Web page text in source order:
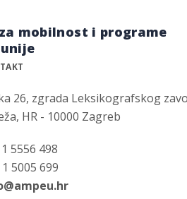
mobilnost i programe
26, zgrada Leksikografskog
HR - 10000 Zagreb
5556 498
5005 699